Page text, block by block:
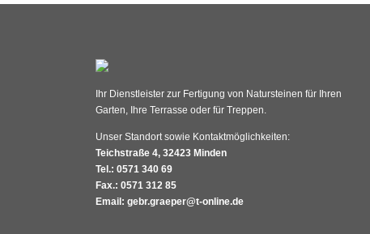
Ihr Dienstleister zur Fertigung von Natursteinen für Ihren
Garten, Ihre Terrasse oder für Treppen.
Unser Standort sowie Kontaktmöglichkeiten:
Teichstraße 4, 32423 Minden
Tel.: 0571 340 69
Fax.: 0571 312 85
Email: gebr.graeper@t-online.de